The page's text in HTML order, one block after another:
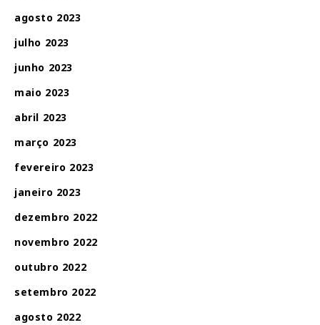
agosto 2023
julho 2023
junho 2023
maio 2023
abril 2023
março 2023
fevereiro 2023
janeiro 2023
dezembro 2022
novembro 2022
outubro 2022
setembro 2022
agosto 2022